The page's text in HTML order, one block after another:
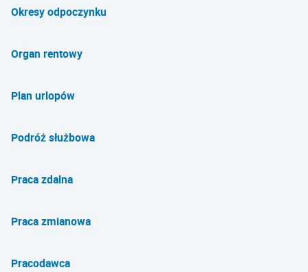
Okresy odpoczynku
Organ rentowy
Plan urlopów
Podróż służbowa
Praca zdalna
Praca zmianowa
Pracodawca